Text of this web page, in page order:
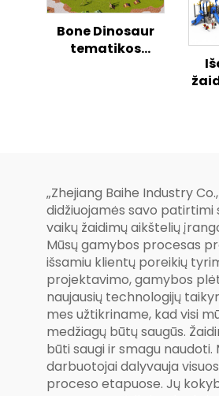
Bone Dinosaur
tematikos
„Zhejiang Baihe Industry Co.,
didžiuojamės savo patirtimi
vaikų žaidimų aikštelių
Mūsų gamybos procesas
išsamiu klientų poreikių
projektavimo, gamybos
naujausių technologijų
mes užtikriname, kad visi
medžiagų būtų saugūs.
būti saugi ir smagu naudoti.
darbuotojai dalyvauja
proceso etapuose. Jų